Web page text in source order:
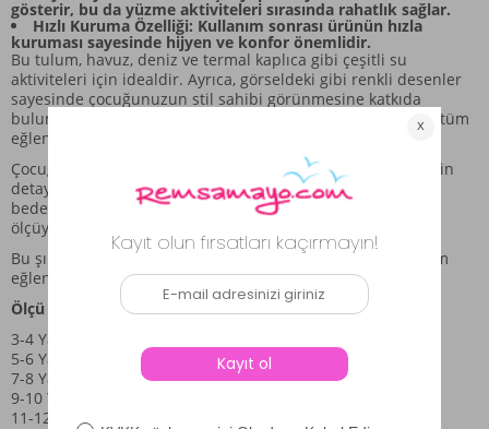
gösterir, bu da yüzme aktiviteleri sırasında rahatlık sağlar.
Hızlı Kuruma Özelliği: Kullanım sonrası ürünün hızla
kuruması sayesinde hijyen ve konfor önemlidir.
Bu tulum, havuz, deniz ve termal kaplıca gibi çeşitli su
aktiviteleri için idealdir. Ayrıca, görseldeki gibi renkli desenler
sayesinde çocuğunuzun stil sahibi görünmesine katkıda
bulunur. Ürünün şık kesimi ve rahat yapısı, yaz günlerinin tüm
eğlenceli anlarını konforla birleştirir.
Çocuğunuzun yaşına uygun mükemmel uyum sağlaması için
detaylı beden ölçüleri mevcuttur. Lütfen görselin altındaki
beden tablosunu kontrol ederek çocuğunuz için en doğru
ölçüyü seçiniz.
Bu şık ve fonksiyonel mayo ile çocuğunuzun yaz tatilini hem
eğlenceli hem de güvenli hale getirin.
Ölçü Bilgileri:
3-4 Yaş: Göğüs:60cm, Basen:60cm, Boy:51cm civarıdır.
5-6 Yaş: Göğüs:64cm, Basen:64cm, Boy:53cm civarıdır.
7-8 Yaş: Göğüs:68cm, Basen:68cm, Boy:55cm civarıdır.
9-10 Yaş: Göğüs:72cm, Basen:72cm, Boy:57cm civarıdır.
11-12 Yaş: Göğüs:76cm, Basen:76cm, Boy:60cm civarıdır.